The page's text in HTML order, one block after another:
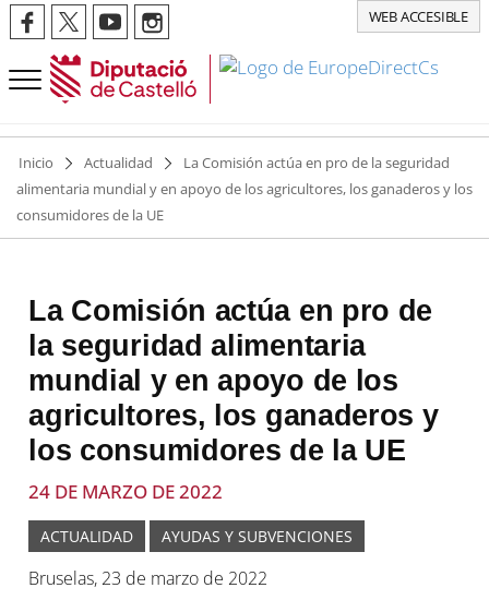
WEB ACCESIBLE
Inicio Actualidad
La Comisión actúa en pro de la seguridad
alimentaria mundial y en apoyo de los agricultores, los ganaderos y los
consumidores de la UE
La Comisión actúa en pro de
la seguridad alimentaria
mundial y en apoyo de los
agricultores, los ganaderos y
los consumidores de la UE
24 DE MARZO DE 2022
ACTUALIDAD AYUDAS Y SUBVENCIONES
Bruselas, 23 de marzo de 2022